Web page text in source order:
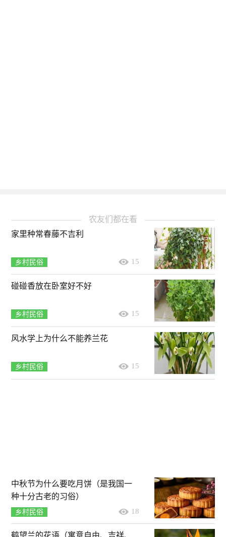
农友们都在看
家里种常春藤不吉利
乡村民俗 15
碰碰香放在卧室好不好
乡村民俗 15
风水学上为什么不能养兰花
乡村民俗 15
中秋节为什么要吃月饼（是我国一
种十分古老的习俗）
乡村民俗 18
鹤望兰的花语（寓意自由、吉祥、